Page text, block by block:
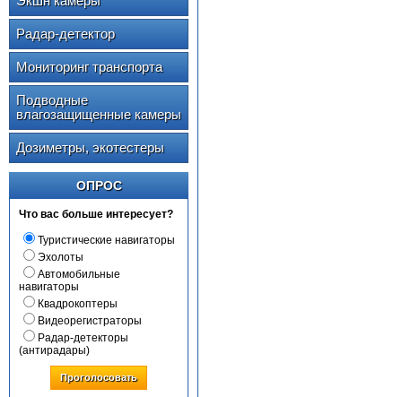
Радар-детектор
Мониторинг транспорта
Подводные
влагозащищенные камеры
Дозиметры, экотестеры
ОПРОС
Что вас больше интересует?
Туристические навигаторы
Эхолоты
Автомобильные
навигаторы
Квадрокоптеры
Видеорегистраторы
Радар-детекторы
(антирадары)
Проголосовать